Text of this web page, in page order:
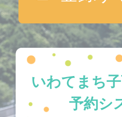
いわてまち
予約シ